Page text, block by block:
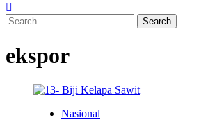
ekspor
Nasional